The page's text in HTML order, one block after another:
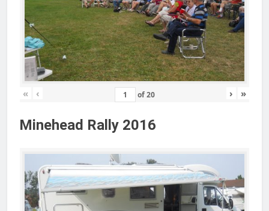
« ‹ of20 › »
Minehead Rally 2016